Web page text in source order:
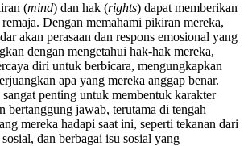
(mind) dan hak (rights) dapat memberikan
Dengan memahami pikiran mereka,
akan perasaan dan respons emosional yang
dengan mengetahui hak-hak mereka,
diri untuk berbicara, mengungkapkan
apa yang mereka anggap benar.
penting untuk membentuk karakter
bertanggung jawab, terutama di tengah
mereka hadapi saat ini, seperti tekanan dari
dan berbagai isu sosial yang